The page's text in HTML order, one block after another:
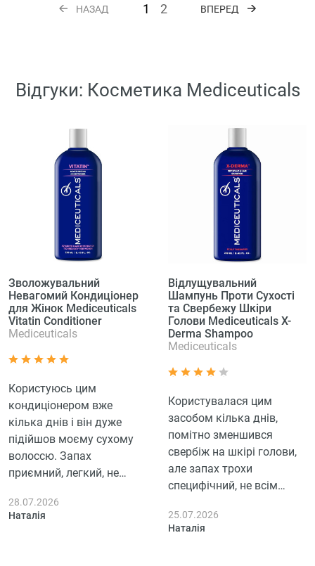
НАЗАД 1 2 ВПЕРЕД
Відгуки: Косметика Mediceuticals
Зволожувальний
Невагомий Кондиціонер
для Жінок Mediceuticals
Vitatin Conditioner
Mediceuticals
Користуюсь цим
кондиціонером вже
кілька днів і він дуже
підійшов моєму сухому
волоссю. Запах
приємний, легкий, не
після нього м'яке,
блискуче і легко
28.07.2026
Наталія
Відлущувальний
Шампунь Проти Сухості
та Свербежу Шкіри
Голови Mediceuticals X-
Derma Shampoo
Mediceuticals
Користувалася цим
засобом кілька днів,
помітно зменшився
свербіж на шкірі голови,
але запах трохи
специфічний, не всім
Волосся м'яке, хоча блеск
не дуже помітний, але це
25.07.2026
Наталія